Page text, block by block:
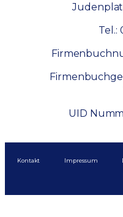
Tel.:
UID
Kontakt Impressum